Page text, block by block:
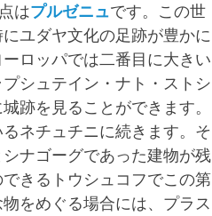
はプルゼニュです。この世
ユダヤ文化の足跡が豊かに
ロッパでは二番目に大きい
シュテイン・ナト・ストシ
跡を見ることができます。
ネチュチニに続きます。そ
ナゴーグであった建物が残
きるトウシュコフでこの第
をめぐる場合には、プラス